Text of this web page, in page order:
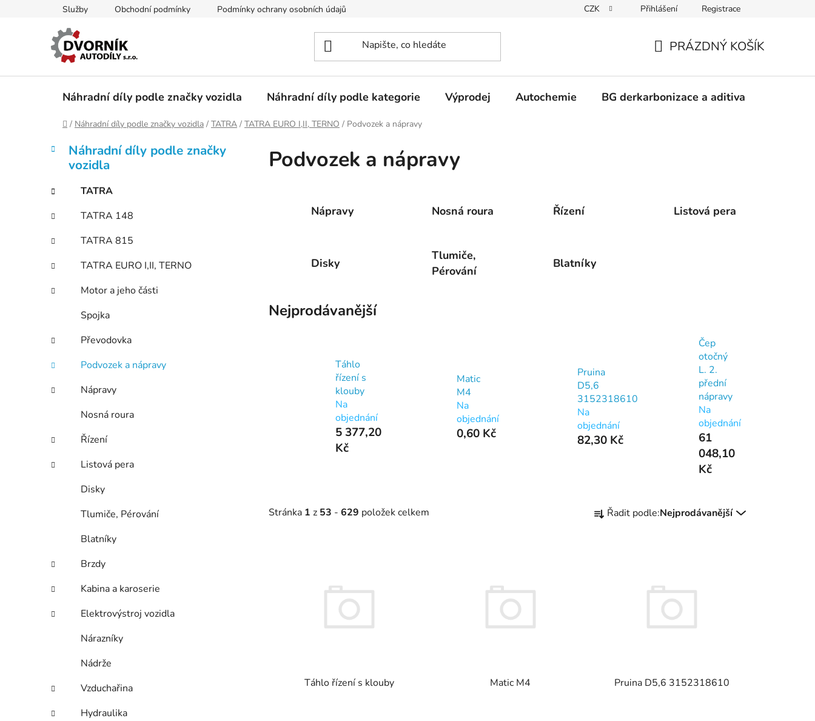
Služby Obchodní podmínky Podmínky ochrany osobních údajů CZK Přihlášení Registrace
KOŠÍK
PRÁZDNÝ KOŠÍK
Náhradní díly podle značky vozidla Náhradní díly podle kategorie Výprodej Autochemie BG derkarbonizace a aditiva
Domů
/ Náhradní díly podle značky vozidla / TATRA / TATRA EURO I,II, TERNO / Podvozek a nápravy
P
t
a
n
í
p
e
l
Přeskočit
kategorie
K
a
g
r
i
e
Náhradní díly podle značky
vozidla
TATRA
TATRA 148
TATRA 815
TATRA EURO I,II, TERNO
Motor a jeho části
Spojka
Převodovka
Podvozek a nápravy
Nápravy
Nosná roura
Řízení
Listová pera
Disky
Tlumiče, Pérování
Blatníky
Brzdy
Kabina a karoserie
Elektrovýstroj vozidla
Nárazníky
Nádrže
Vzduchařina
Hydraulika
Podvozek a nápravy
Nápravy Nosná roura Řízení Listová pera
Disky
Tlumiče,
Pérování
Blatníky
Nejprodávanější
Táhlo
řízení s
klouby
Na
objednání
5 377,20
Kč
Matic
M4
Na
objednání
0,60 Kč
Pruina
D5,6
3152318610
Na
objednání
82,30 Kč
Čep
otočný
L. 2.
přední
nápravy
Na
objednání
61
048,10
Kč
Stránka 1 z 53 - 629 položek celkem
a Řadit podle:Nejprodávanější
Táhlo řízení s klouby Matic M4 Pruina D5,6 3152318610